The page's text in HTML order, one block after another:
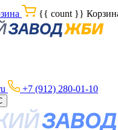
{{ count }}
+7 (912) 280-01-10